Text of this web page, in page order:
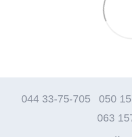
044 33-75-705 050
063